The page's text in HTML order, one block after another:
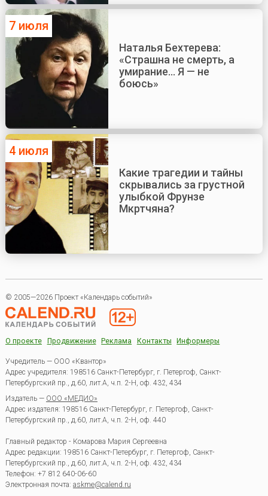
7 июля
Наталья Бехтерева:
«Страшна не смерть, а
умирание... Я — не
боюсь»
4 июля
Какие трагедии и тайны
скрывались за грустной
улыбкой Фрунзе
Мкртчяна?
© 2005—2026 Проект «Календарь событий»
О проекте Продвижение Реклама Контакты Информеры
Учредитель — ООО «Квантор»
Адрес учредителя: 198516 Санкт-Петербург, г. Петергоф, Санкт-
Петербургский пр., д.60, лит.А, ч.п. 2-Н, оф. 432, 434
Издатель — ООО «МЕДИО»
Адрес издателя: 198516 Санкт-Петербург, г. Петергоф, Санкт-
Петербургский пр., д.60, лит.А, ч.п. 2-Н, оф. 440
Главный редактор - Комарова Мария Сергеевна
Адрес редакции: 198516 Санкт-Петербург, г. Петергоф, Санкт-
Петербургский пр., д.60, лит.А, ч.п. 2-Н, оф. 432, 434
Телефон: +7 812 640-06-60
Электронная почта: askme@calend.ru